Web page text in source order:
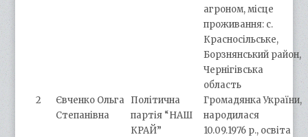
агроном, місце
проживання: с.
Красносільське,
Борзнянський район,
Чернігівська
область
2
Євченко Ольга
Степанівна
Політична
партія “НАШ
КРАЙ”
Громадянка України,
народилася
10.09.1976 р., освіта